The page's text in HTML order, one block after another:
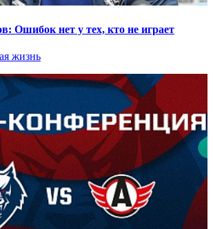
Ошибок нет у тех, кто не играет
жизнь